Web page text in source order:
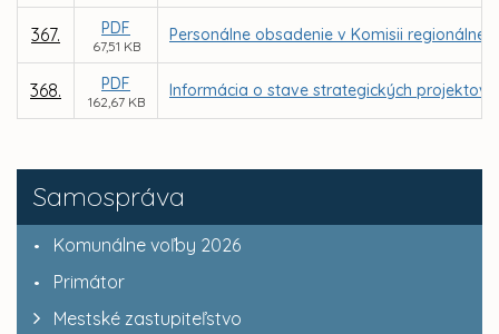
Samospráva
Komunálne voľby 2026
Primátor
Mestské zastupiteľstvo
367. PDF
67,51 KB
Personálne obsadenie v Komisii
368. PDF
162,67 KB
Informácia o stave strategických projektov